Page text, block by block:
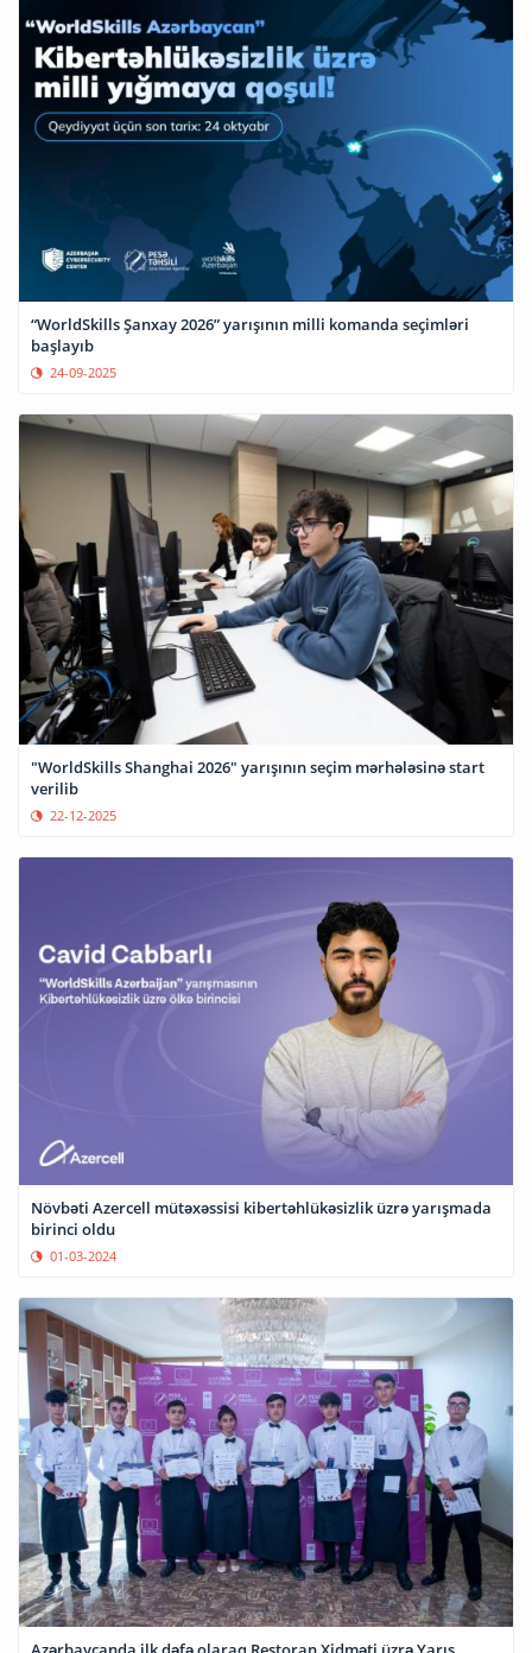
“WorldSkills Şanxay 2026” yarışının milli komanda seçimləri
başlayıb
24-09-2025
"WorldSkills Shanghai 2026" yarışının seçim mərhələsinə start
verilib
22-12-2025
Növbəti Azercell mütəxəssisi kibertəhlükəsizlik üzrə yarışmada
birinci oldu
01-03-2024